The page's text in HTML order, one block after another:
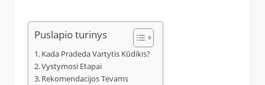
Puslapio turinys
Kada Pradeda Vartytis Kūdikis?
Vystymosi Etapai
Rekomendacijos Tėvams